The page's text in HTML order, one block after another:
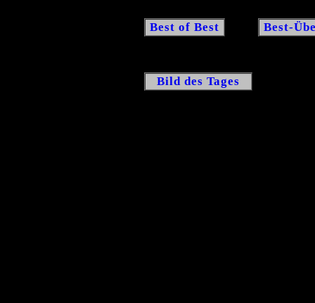
Best of Best Best-
Bild des Tages